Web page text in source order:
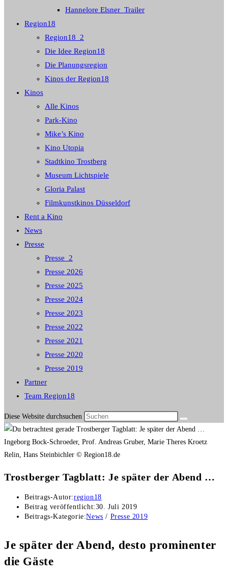
Hannelore Elsner_Trailer
Region18
Region18_2
Die Idee Region18
Die Planungsregion
Kinos der Region18
Kinos
Alle Kinos
Park-Kino
Mike’s Kino
Kino Utopia
Stadtkino Trostberg
Museum Lichtspiele
Gloria Palast
Filmkunstkinos Düsseldorf
Rent a Kino
News
Presse
Presse_2
Presse 2026
Presse 2025
Presse 2024
Presse 2023
Presse 2022
Presse 2021
Presse 2020
Presse 2019
Partner
Team Region18
Diese Website durchsuchen
Ingeborg Bock-Schroeder, Prof. Andreas Gruber, Marie Theres Kroetz
Relin, Hans Steinbichler © Region18.de
Trostberger Tagblatt: Je später der Abend …
Beitrags-Autor:region18
Beitrag veröffentlicht:30. Juli 2019
Beitrags-Kategorie:News / Presse 2019
Je später der Abend, desto prominenter
die Gäste